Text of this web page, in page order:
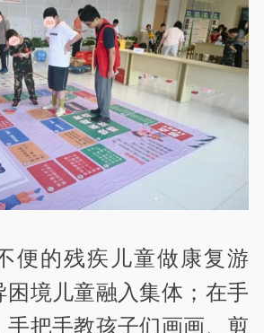
便的残疾儿童做康复游
困境儿童融入集体；在手
手把手教孩子们画画、剪